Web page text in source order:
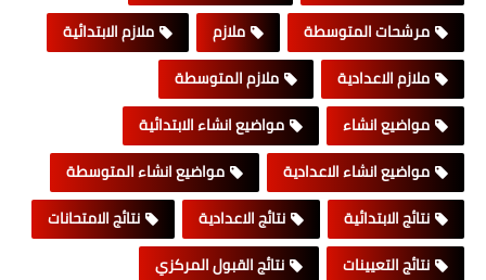
مرشحات المتوسطة
ملازم
ملازم الابتدائية
ملازم الاعدادية
ملازم المتوسطة
مواضيع انشاء
مواضيع انشاء الابتدائية
مواضيع انشاء الاعدادية
مواضيع انشاء المتوسطة
نتائج الابتدائية
نتائج الاعدادية
نتائج الامتحانات
نتائج التعيينات
نتائج القبول المركزي